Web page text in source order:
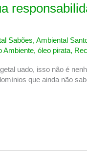
Sabões,Ambiental
Ambiente,óleo pirata,
uado, isso não é
que ainda não